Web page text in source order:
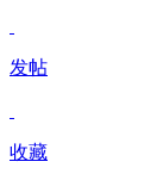
发帖
收藏